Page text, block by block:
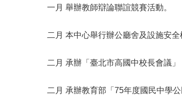
一月 舉辦教師辯論聯誼競賽活動。
二月 本中心舉行辦公廳舍及設施安全
二月 承辦「臺北市高國中校長會議」
二月 承辦教育部「75年度國民中學